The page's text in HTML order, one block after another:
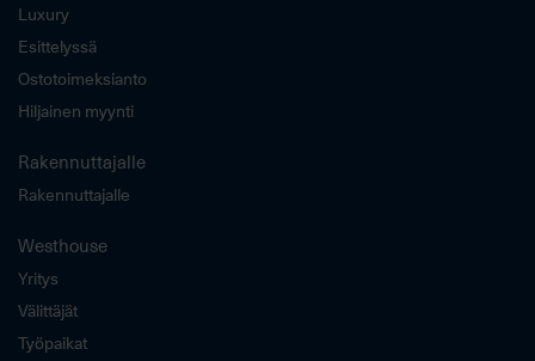
Luxury
Esittelyssä
Ostotoimeksianto
Hiljainen myynti
Rakennuttajalle
Rakennuttajalle
Westhouse
Yritys
Välittäjät
Työpaikat